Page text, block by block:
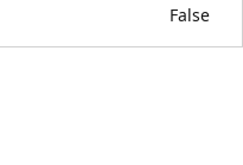
False